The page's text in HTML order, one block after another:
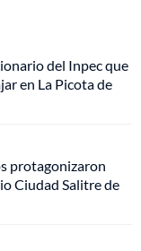
del Inpec que
en La Picota de
protagonizaron
Ciudad Salitre de